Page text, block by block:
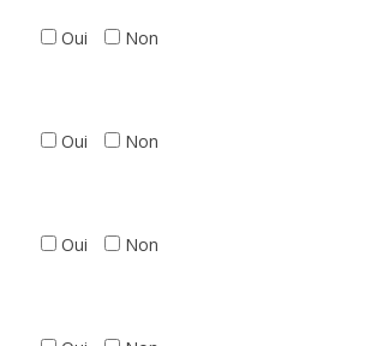
Oui Non
Oui Non
Oui Non